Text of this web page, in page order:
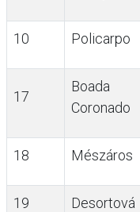
10 Policarpo
17
Boada
Coronado
18 Mészáros
19 Desortová